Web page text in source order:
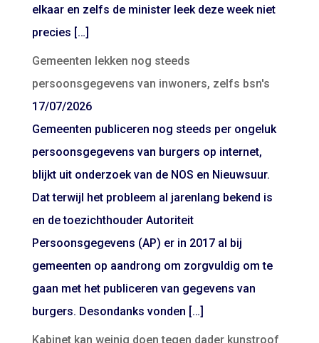
elkaar en zelfs de minister leek deze week niet
precies […]
Gemeenten lekken nog steeds
persoonsgegevens van inwoners, zelfs bsn's
17/07/2026
Gemeenten publiceren nog steeds per ongeluk
persoonsgegevens van burgers op internet,
blijkt uit onderzoek van de NOS en Nieuwsuur.
Dat terwijl het probleem al jarenlang bekend is
en de toezichthouder Autoriteit
Persoonsgegevens (AP) er in 2017 al bij
gemeenten op aandrong om zorgvuldig om te
gaan met het publiceren van gegevens van
burgers. Desondanks vonden […]
Kabinet kan weinig doen tegen dader kunstroof